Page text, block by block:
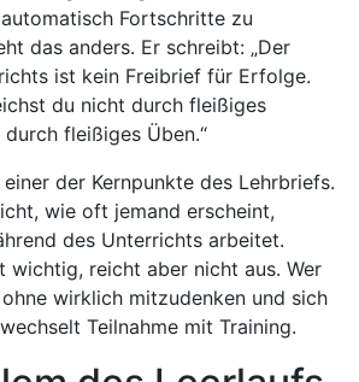
Fortschritte zu
das anders. Er schreibt: „Der
ist kein Freibrief für Erfolge.
du nicht durch fleißiges
durch fleißiges Üben.“
der Kernpunkte des Lehrbriefs.
wie oft jemand erscheint,
des Unterrichts arbeitet.
wichtig, reicht aber nicht aus. Wer
wirklich mitzudenken und sich
Teilnahme mit Training.